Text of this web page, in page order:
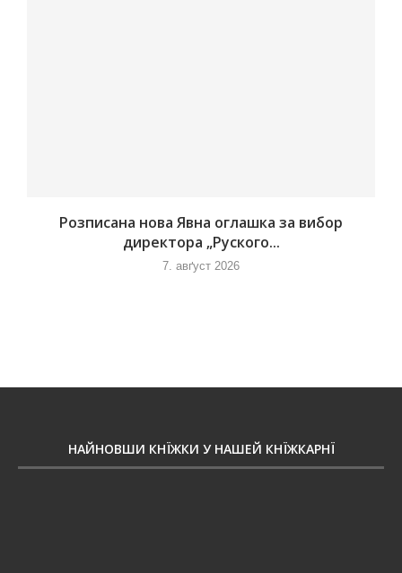
Розписана нова Явна оглашка за вибор
директора „Руского...
7. авґуст 2026
НАЙНОВШИ КНЇЖКИ У НАШЕЙ КНЇЖКАРНЇ